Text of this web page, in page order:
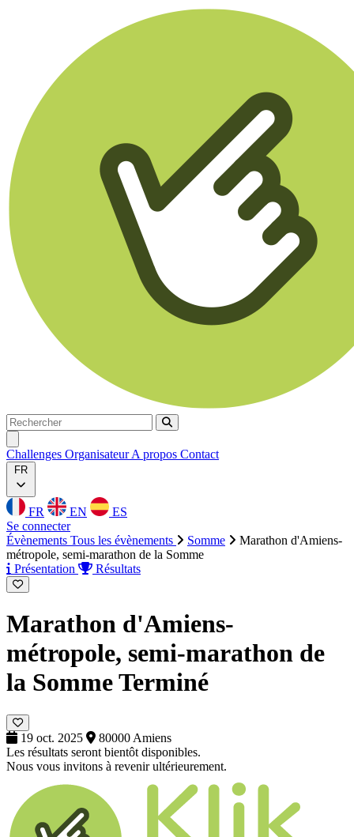
Rechercher
Rechercher
Challenges OrganisateurA propos Contact
FR
FR EN
ES
Se connecter
Évènements Tous les évènements Somme
Marathon d'Amiens-
métropole, semi-marathon de la Somme
Présentation
Résultats
Marathon d'Amiens-
métropole, semi-marathon de
la SommeTerminé
19 oct. 2025
80000 Amiens
Les résultats seront bientôt disponibles.
Nous vous invitons à revenir ultérieurement.